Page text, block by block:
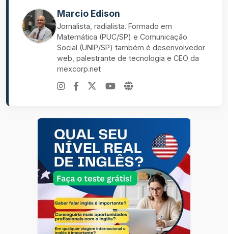
Marcio Edison
Jornalista, radialista. Formado em
Matemática (PUC/SP) e Comunicação
Social (UNIP/SP) também é desenvolvedor
web, palestrante de tecnologia e CEO da
mexcorp.net